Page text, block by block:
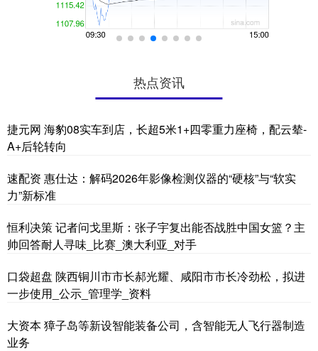
热点资讯
捷元网 海豹08实车到店，长超5米1+四零重力座椅，配云辇-
A+后轮转向
速配资 惠仕达：解码2026年影像检测仪器的“硬核”与“软实
力”新标准
恒利决策 记者问戈里斯：张子宇复出能否战胜中国女篮？主
帅回答耐人寻味_比赛_澳大利亚_对手
口袋超盘 陕西铜川市市长郝光耀、咸阳市市长冷劲松，拟进
一步使用_公示_管理学_资料
大资本 獐子岛等新设智能装备公司，含智能无人飞行器制造
业务